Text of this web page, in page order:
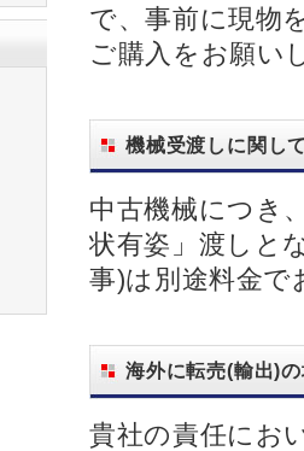
で、事前に現物
ご購入をお願い
機械受渡しに関し
中古機械につき
状有姿」渡しと
事)は別途料金で
海外に転売(輸出)
貴社の責任にお